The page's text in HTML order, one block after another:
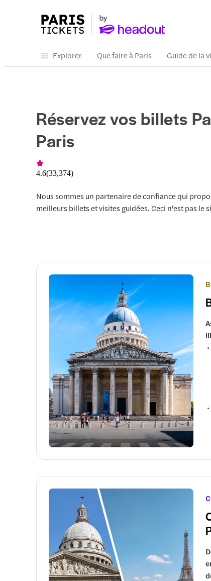
Explorer Que faire à Paris Guide de la
Réservez vos billets
Paris
4.6(33,374)
Nous sommes un partenaire de confiance qui
meilleurs billets et visites guidées. Ceci n'est pas le